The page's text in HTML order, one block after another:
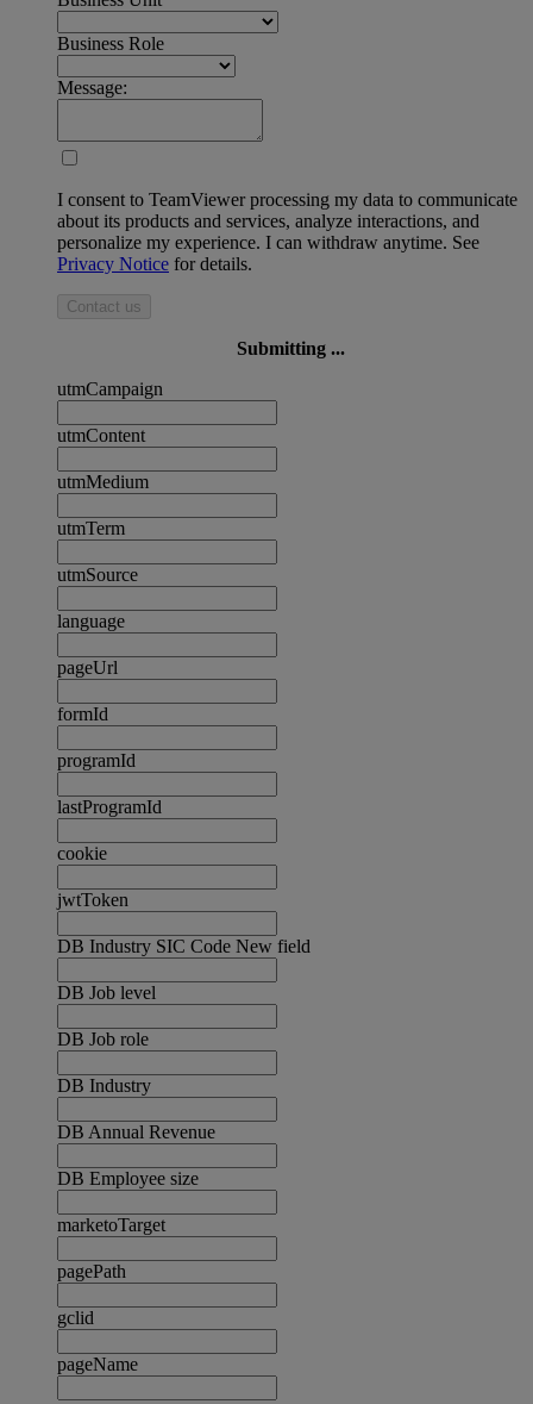
Business Role
Message:
I consent to TeamViewer processing my data to communicate
about its products and services, analyze interactions, and
personalize my experience. I can withdraw anytime. See
Privacy Notice for details.
Contact us
Submitting ...
utmCampaign
utmContent
utmMedium
utmTerm
utmSource
language
pageUrl
formId
programId
lastProgramId
cookie
jwtToken
DB Industry SIC Code New field
DB Job level
DB Job role
DB Industry
DB Annual Revenue
DB Employee size
marketoTarget
pagePath
gclid
pageName